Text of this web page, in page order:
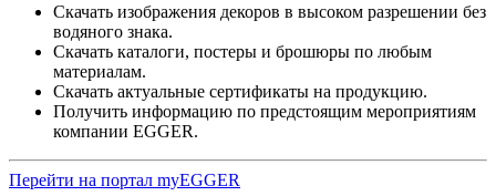
Скачать изображения декоров в высоком разрешении без
водяного знака.
Скачать каталоги, постеры и брошюры по любым
материалам.
Скачать актуальные сертификаты на продукцию.
Получить информацию по предстоящим мероприятиям
компании EGGER.
Перейти на портал myEGGER